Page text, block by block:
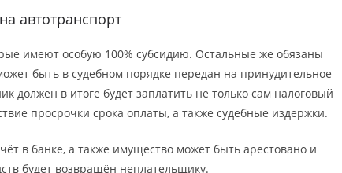
автотранспорт
имеют особую 100% субсидию. Остальные же обязаны
быть в судебном порядке передан на принудительное
должен в итоге будет заплатить не только сам налоговый
просрочки срока оплаты, а также судебные издержки.
в банке, а также имущество может быть арестовано и
будет возвращён неплательщику.